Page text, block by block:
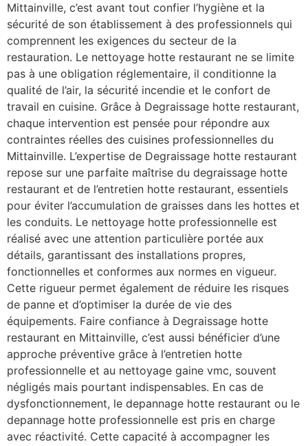
Mittainville, c’est avant tout confier l’hygiène et la
sécurité de son établissement à des professionnels qui
comprennent les exigences du secteur de la
restauration. Le nettoyage hotte restaurant ne se limite
pas à une obligation réglementaire, il conditionne la
qualité de l’air, la sécurité incendie et le confort de
travail en cuisine. Grâce à Degraissage hotte restaurant,
chaque intervention est pensée pour répondre aux
contraintes réelles des cuisines professionnelles du
Mittainville. L’expertise de Degraissage hotte restaurant
repose sur une parfaite maîtrise du degraissage hotte
restaurant et de l’entretien hotte restaurant, essentiels
pour éviter l’accumulation de graisses dans les hottes et
les conduits. Le nettoyage hotte professionnelle est
réalisé avec une attention particulière portée aux
détails, garantissant des installations propres,
fonctionnelles et conformes aux normes en vigueur.
Cette rigueur permet également de réduire les risques
de panne et d’optimiser la durée de vie des
équipements. Faire confiance à Degraissage hotte
restaurant en Mittainville, c’est aussi bénéficier d’une
approche préventive grâce à l’entretien hotte
professionnelle et au nettoyage gaine vmc, souvent
négligés mais pourtant indispensables. En cas de
dysfonctionnement, le depannage hotte restaurant ou le
depannage hotte professionnelle est pris en charge
avec réactivité. Cette capacité à accompagner les